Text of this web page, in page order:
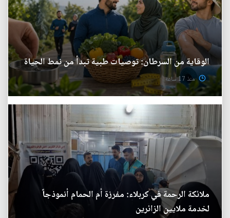
الوقاية من السرطان: توصيات طبية تبدأ من نمط الحياة
منذ 17 ساعة
ملائكة الرحمة في كربلاء: مفرزة أم الحمام أنموذجاً
لخدمة ملايين الزائرين